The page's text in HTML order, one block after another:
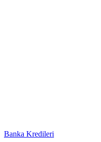
Banka Kredileri